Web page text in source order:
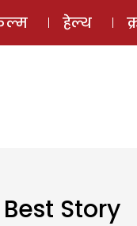
मैगज़ीन हेल्थ
Story